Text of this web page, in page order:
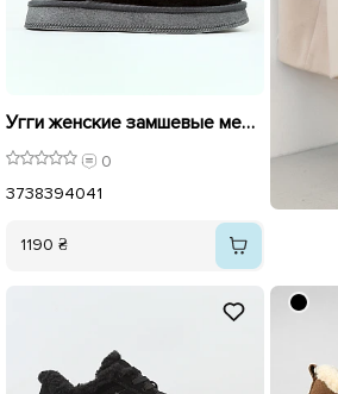
Угги женские замшевые мех 596297 Черные
0
3738394041
1190 ₴